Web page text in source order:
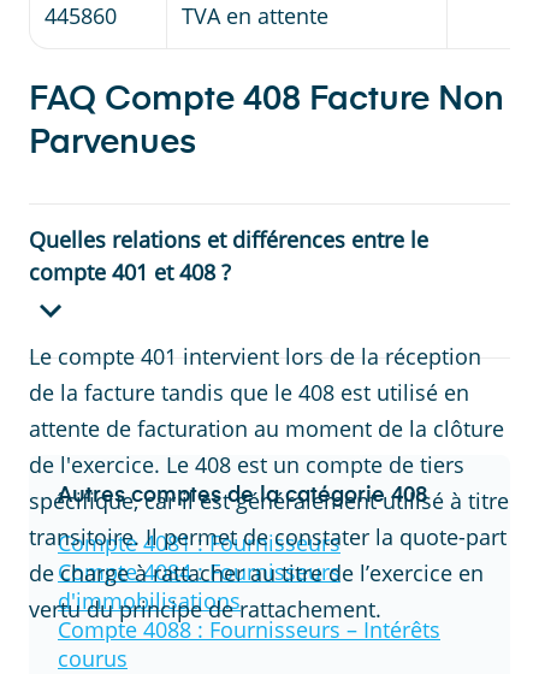
445860 TVA en attente
FAQ Compte 408 Facture Non
Parvenues
Quelles relations et différences entre le
compte 401 et 408 ?
Le compte 401 intervient lors de la réception
de la facture tandis que le 408 est utilisé en
attente de facturation au moment de la clôture
de l'exercice. Le 408 est un compte de tiers
spécifique, car il est généralement utilisé à titre
transitoire. Il permet de constater la quote-part
de charge à rattacher au titre de l’exercice en
vertu du principe de rattachement.
Autres comptes de la catégorie 408
Compte4081:Fournisseurs
Compte4084:Fournisseurs
d'immobilisations
Compte 4088 : Fournisseurs – Intérêts
courus